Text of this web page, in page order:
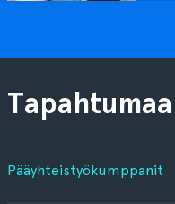
Pääyhteistyökumppanit